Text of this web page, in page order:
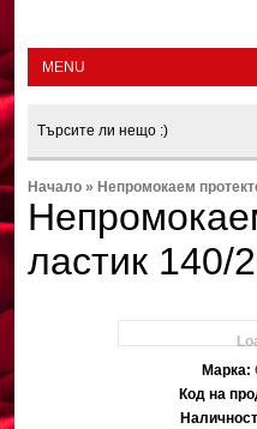
Начало » Непромокаем
ластик 140/
Марка:
Код на